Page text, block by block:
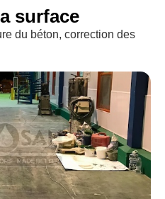
surface
du béton, correction des